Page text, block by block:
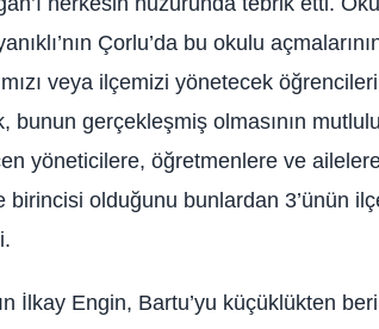
Çorlu’da bu okulu
veya ilçemizi yönetecek
bunun gerçekleşmiş olmasının
yöneticilere, öğretmenlere ve
birincisi olduğunu bunlardan 3’ünün
İlkay Engin, Bartu’yu küçüklükten